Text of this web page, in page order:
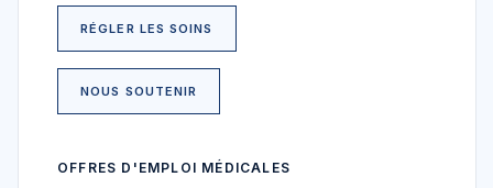
RÉGLER LES SOINS
NOUS SOUTENIR
OFFRES D'EMPLOI MÉDICALES